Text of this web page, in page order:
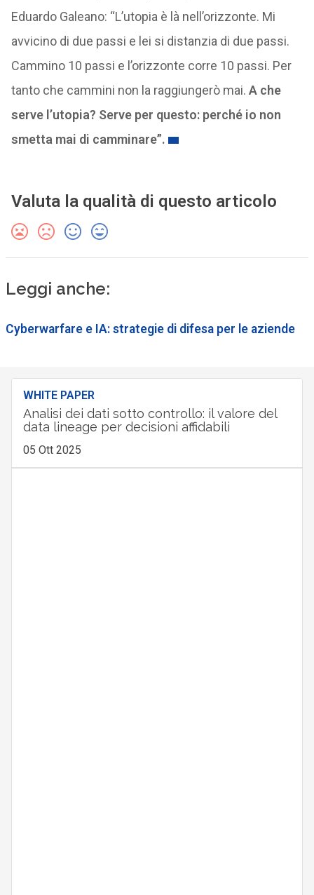
Eduardo Galeano: “L’utopia è là nell’orizzonte. Mi
avvicino di due passi e lei si distanzia di due passi.
Cammino 10 passi e l’orizzonte corre 10 passi. Per
tanto che cammini non la raggiungerò mai. A che
serve l’utopia? Serve per questo: perché io non
smetta mai di camminare”.
Valuta la qualità di questo articolo
Leggi anche:
Cyberwarfare e IA: strategie di difesa per le aziende
WHITE PAPER
Analisi dei dati sotto controllo: il valore del
data lineage per decisioni affidabili
05 Ott 2025